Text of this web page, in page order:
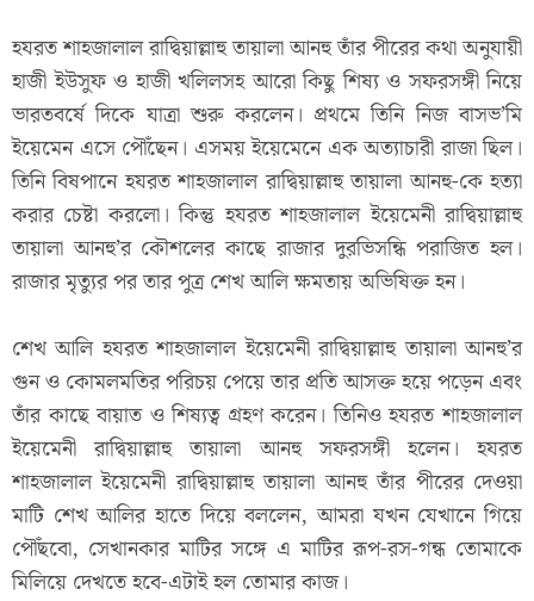
হযরত শাহজালাল রাদ্বিয়াল্লাহু তায়ালা আনহু তাঁর পীরের কথা অনুযায়ী
হাজী ইউসুফ ও হাজী খলিলসহ আরো কিছু শিষ্য ও সফরসঙ্গী নিয়ে
ভারতবর্ষে দিকে যাত্রা শুরু করলেন। প্রথমে তিনি নিজ বাসভ’মি
ইয়েমেন এসে পৌঁছেন। এসময় ইয়েমেনে এক অত্যাচারী রাজা ছিল।
তিনি বিষপানে হযরত শাহজালাল রাদ্বিয়াল্লাহু তায়ালা আনহু-কে হত্যা
করার চেষ্টা করলো। কিন্তু হযরত শাহজালাল ইয়েমেনী রাদ্বিয়াল্লাহু
তায়ালা আনহু’র কৌশলের কাছে রাজার দুরভিসন্ধি পরাজিত হল।
রাজার মৃত্যুর পর তার পুত্র শেখ আলি ক্ষমতায় অভিষিক্ত হন।
শেখ আলি হযরত শাহজালাল ইয়েমেনী রাদ্বিয়াল্লাহু তায়ালা আনহু’র
গুন ও কোমলমতির পরিচয় পেয়ে তার প্রতি আসক্ত হয়ে পড়েন এবং
তাঁর কাছে বায়াত ও শিষ্যত্ব গ্রহণ করেন। তিনিও হযরত শাহজালাল
ইয়েমেনী রাদ্বিয়াল্লাহু তায়ালা আনহু সফরসঙ্গী হলেন। হযরত
শাহজালাল ইয়েমেনী রাদ্বিয়াল্লাহু তায়ালা আনহু তাঁর পীরের দেওয়া
মাটি শেখ আলির হাতে দিয়ে বললেন, আমরা যখন যেখানে গিয়ে
পৌঁছবো, সেখানকার মাটির সঙ্গে এ মাটির রূপ-রস-গন্ধ তোমাকে
মিলিয়ে দেখতে হবে-এটাই হল তোমার কাজ।